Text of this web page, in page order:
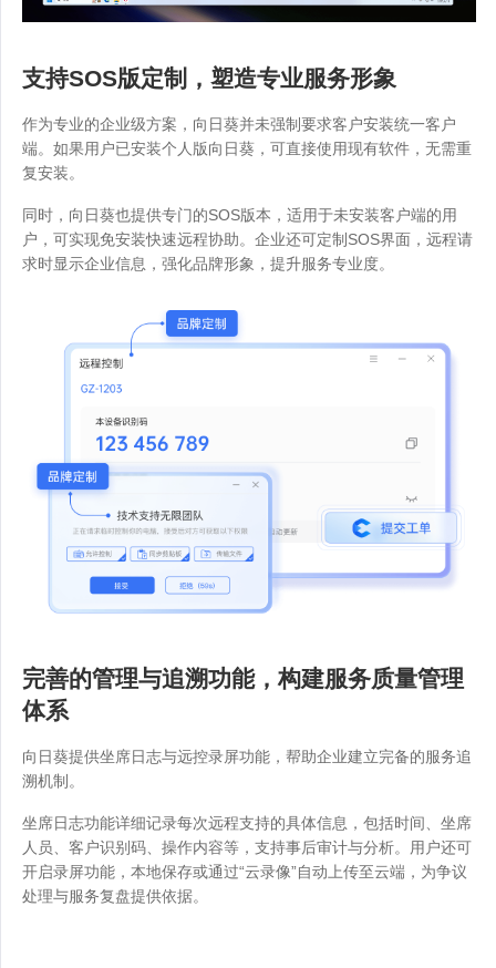
支持SOS版定制，塑造专业服务形象
作为专业的企业级方案，向日葵并未强制要求客户安装统一客户
端。如果用户已安装个人版向日葵，可直接使用现有软件，无需重
复安装。
同时，向日葵也提供专门的SOS版本，适用于未安装客户端的用
户，可实现免安装快速远程协助。企业还可定制SOS界面，远程请
求时显示企业信息，强化品牌形象，提升服务专业度。
完善的管理与追溯功能，构建服务质量管理
体系
向日葵提供坐席日志与远控录屏功能，帮助企业建立完备的服务追
溯机制。
坐席日志功能详细记录每次远程支持的具体信息，包括时间、坐席
人员、客户识别码、操作内容等，支持事后审计与分析。用户还可
开启录屏功能，本地保存或通过“云录像”自动上传至云端，为争议
处理与服务复盘提供依据。